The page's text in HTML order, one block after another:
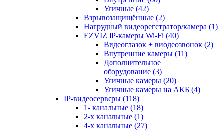
Уличные (42)
Взрывозащищённые (2)
Нагрудный видеорегстратор/камера (1)
EZVIZ IP-камеры Wi-Fi (40)
Видеоглазок + виодеозвонок (2)
Внутренние камеры (11)
Дополнительное
оборудование (3)
Уличные камеры (20)
Уличные камеры на АКБ (4)
IP-видеосерверы (118)
1- канальные (18)
2-х канальные (1)
4-х канальные (27)